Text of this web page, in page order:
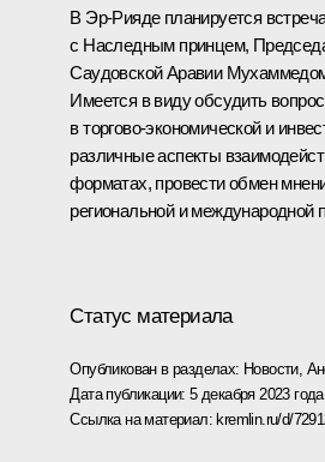
В Эр-Рияде планируется
с Наследным принцем,
Саудовской Аравии
Имеется в виду обсудить
в торгово-экономической и
различные аспекты
форматах, провести обмен
региональной и международной
Статус материала
Опубликован в разделах: Новости,
Дата публикации:5 декабря 2023
Ссылка на материал:kremlin.ru/d/